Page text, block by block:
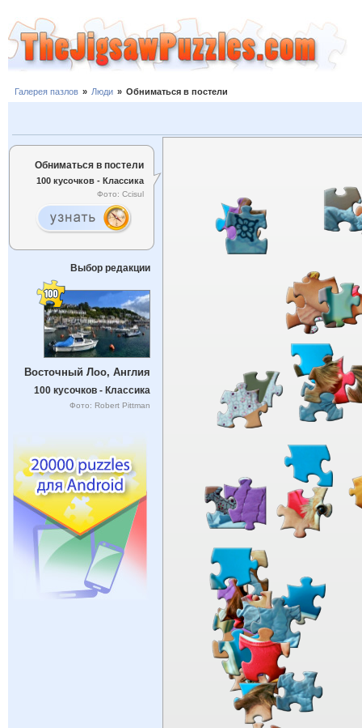
Галерея пазлов » Люди » Обниматься в постели
Обниматься в постели
100 кусочков - Классика
Фото: Ccisul
Выбор редакции
Восточный Лоо, Англия
100 кусочков - Классика
Фото: Robert Pittman